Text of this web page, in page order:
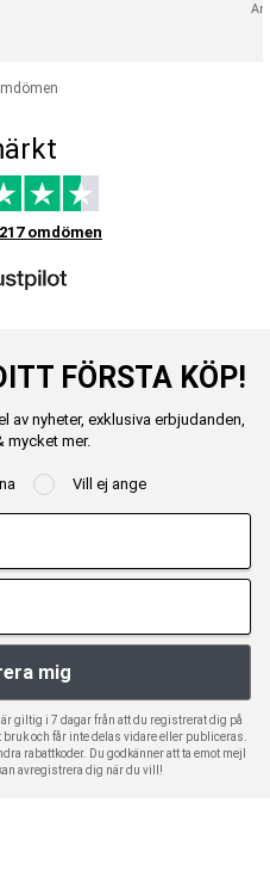
omdömen
FÖRSTA KÖP!
av nyheter, exklusiva erbjudanden,
mycket mer.
Vill ej ange
giltig i 7 dagar från att du registrerat dig på
och får inte delas vidare eller publiceras.
rabattkoder. Du godkänner att ta emot mejl
avregistrera dig när du vill!